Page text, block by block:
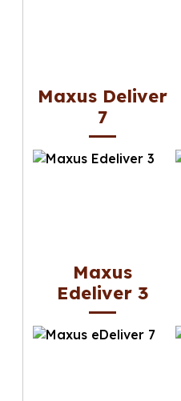
Maxus Deliver
7
Maxus
Edeliver 3